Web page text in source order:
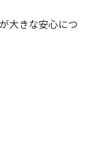
大きな安心につ